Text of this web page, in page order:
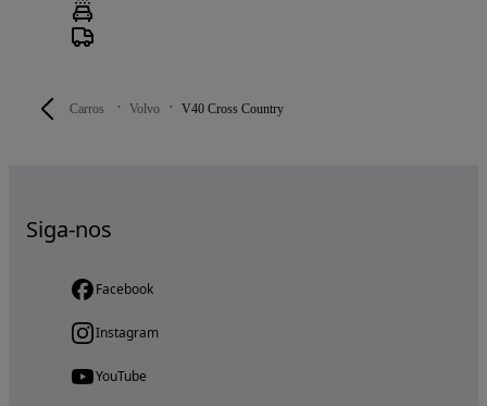
Carros Volvo V40 Cross Country
Siga-nos
Facebook
Instagram
YouTube